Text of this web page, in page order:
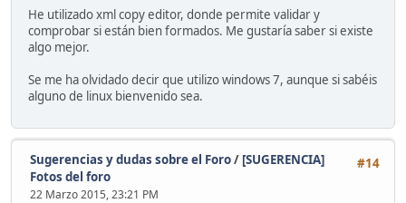
He utilizado xml copy editor, donde permite validar y
comprobar si están bien formados. Me gustaría saber si existe
algo mejor.
Se me ha olvidado decir que utilizo windows 7, aunque si sabéis
alguno de linux bienvenido sea.
#14
Sugerencias y dudas sobre el Foro/ [SUGERENCIA]
Fotos del foro
22 Marzo 2015, 23:21 PM